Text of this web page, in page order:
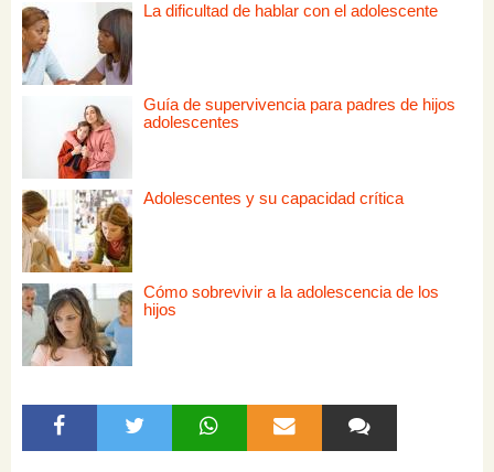
La dificultad de hablar con el adolescente
Guía de supervivencia para padres de hijos
adolescentes
Adolescentes y su capacidad crítica
Cómo sobrevivir a la adolescencia de los
hijos